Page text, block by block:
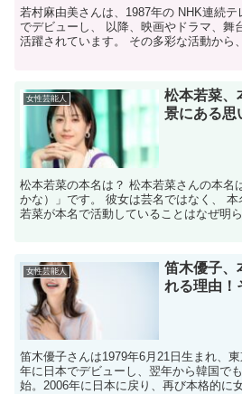
若村麻由美さんは、1987年の NHK連続テ
でデビューし、 以降、映画やドラマ、舞
活躍されています。 その多彩な活動から
女性芸能人
松本若菜、
景にある思
松本若菜の本名は？ 松本若菜さんの本名
かな）」です。 彼女は芸名ではなく、
若菜が本名で活動していることはなぜ明
女性芸能人
笛木優子、
れる理由！
笛木優子さんは1979年6月21日生まれ、
年に日本でデビューし、翌年から韓国で
始。2006年に日本に戻り、再び本格的に